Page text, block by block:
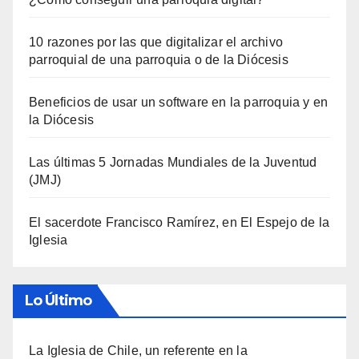
10 razones por las que digitalizar el archivo
parroquial de una parroquia o de la Diócesis
Beneficios de usar un software en la parroquia y en
la Diócesis
Las últimas 5 Jornadas Mundiales de la Juventud
(JMJ)
El sacerdote Francisco Ramírez, en El Espejo de la
Iglesia
Lo Último
La Iglesia de Chile, un referente en la